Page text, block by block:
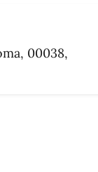
00038,